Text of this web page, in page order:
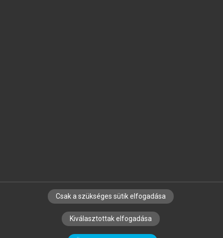
SZERZŐKNEK CÉGEKNEK KÖNYVTÁROSOKNAK
SZERKESZTÉSI ÉS LEKTORÁLÁSI ALAPELVEK
Csak a szükséges sütik elfogadása
Kiválasztottak elfogadása